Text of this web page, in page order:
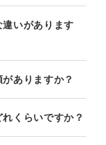
いがあります
ありますか？
くらいですか？